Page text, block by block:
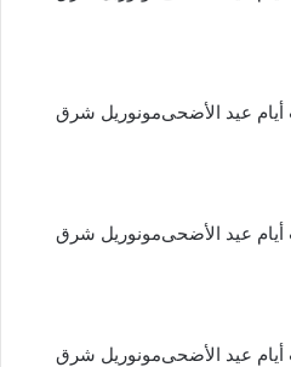
مونوريل شرق
مونوريل شرق
مونوريل شرق